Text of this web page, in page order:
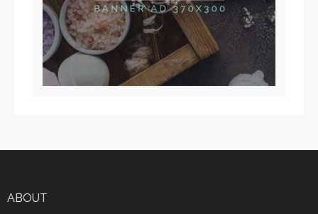
ABOUT